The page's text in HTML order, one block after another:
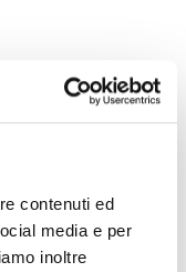
contenuti ed
media e per
inoltre